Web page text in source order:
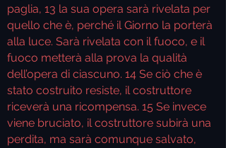
paglia, 13 la sua opera sarà rivelata per
quello che è, perché il Giorno la porterà
alla luce. Sarà rivelata con il fuoco, e il
fuoco metterà alla prova la qualità
dell’opera di ciascuno. 14 Se ciò che è
stato costruito resiste, il costruttore
riceverà una ricompensa. 15 Se invece
viene bruciato, il costruttore subirà una
perdita, ma sarà comunque salvato,